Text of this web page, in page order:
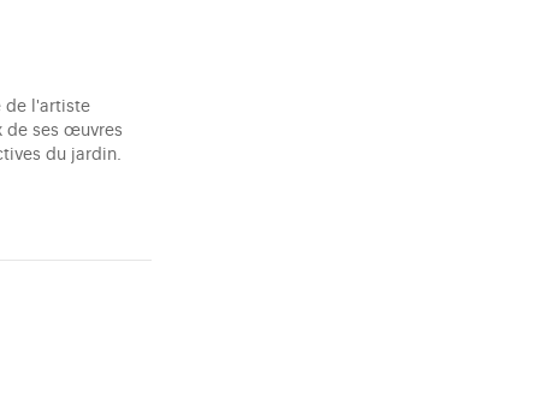
de l'artiste
de ses œuvres
du jardin.